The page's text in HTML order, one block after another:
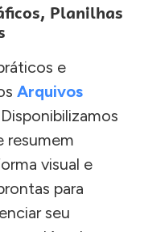
Planilhas
e
Arquivos
resumem
visual e
para
seu